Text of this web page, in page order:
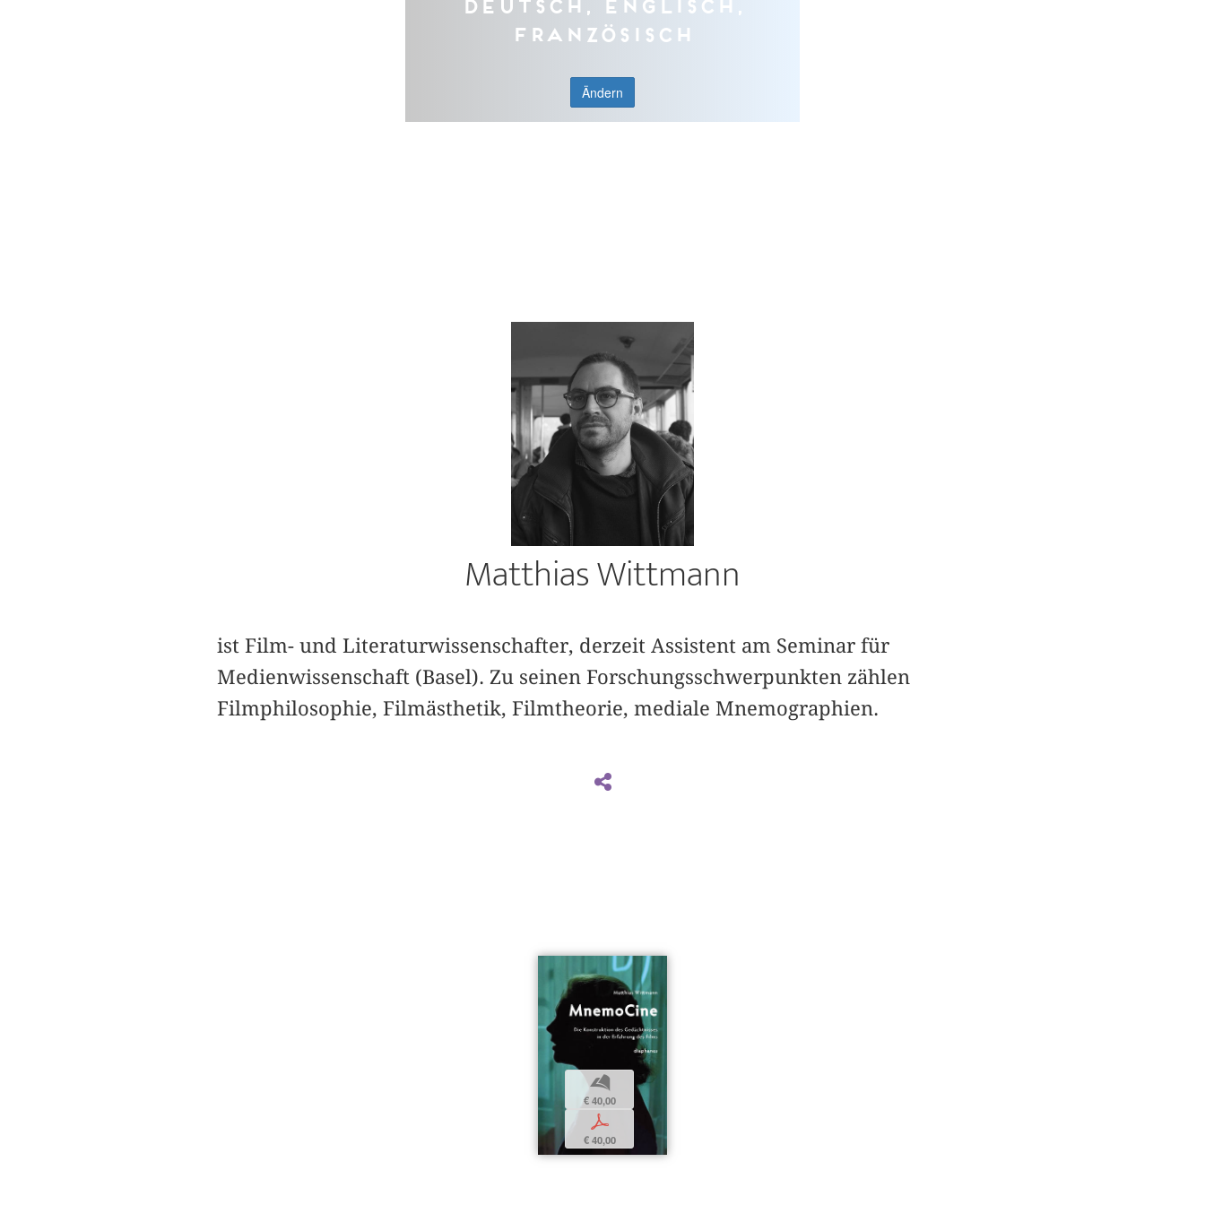
Deutsch, Englisch,
Französisch
Ändern
Matthias Wittmann
ist Film- und Literaturwissenschafter, derzeit Assistent am Seminar für
Medienwissenschaft (Basel). Zu seinen Forschungsschwerpunkten zählen
Filmphilosophie, Filmästhetik, Filmtheorie, mediale Mnemographien.
b
€ 40,00
p
€ 40,00